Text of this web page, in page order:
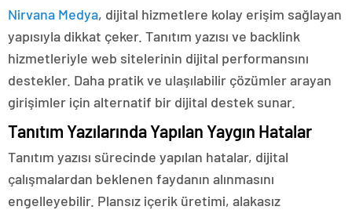
Nirvana Medya, dijital hizmetlere kolay erişim sağlayan
yapısıyla dikkat çeker. Tanıtım yazısı ve backlink
hizmetleriyle web sitelerinin dijital performansını
destekler. Daha pratik ve ulaşılabilir çözümler arayan
girişimler için alternatif bir dijital destek sunar.
Tanıtım Yazılarında Yapılan Yaygın Hatalar
Tanıtım yazısı sürecinde yapılan hatalar, dijital
çalışmalardan beklenen faydanın alınmasını
engelleyebilir. Plansız içerik üretimi, alakasız